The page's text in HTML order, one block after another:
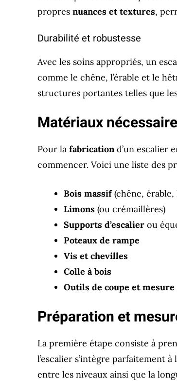
propres nuances et textures,
Durabilité et robustesse
Avec les soins appropriés, un
comme le chêne, l’érable et le
structures portantes telles que
Matériaux
Pour la fabricationd’un escalier
commencer. Voici une liste des
Bois massif(chêne, érable,
Limons (ou crémaillères)
Supports d’escalier ou
Poteaux de rampe
Vis et chevilles
Colle à bois
Outils de coupe et mesure
Préparation et
La première étape consiste à
l’escalier s’intègre parfaitement
entre les niveaux ainsi que la